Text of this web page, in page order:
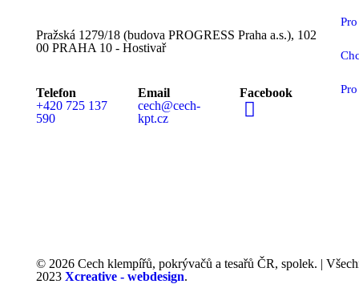
Pražská 1279/18 (budova PROGRESS Praha a.s.), 102
00 PRAHA 10 - Hostivař
Telefon
+420 725 137
590
Email
cech@cech-
kpt.cz
Facebook
© 2026 Cech klempířů, pokrývačů a tesařů ČR, spolek. |
2023 Xcreative - webdesign.